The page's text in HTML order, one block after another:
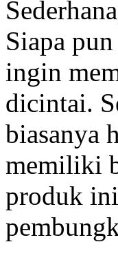
Siapa
ingin
dicintai.
biasanya
memiliki
produk